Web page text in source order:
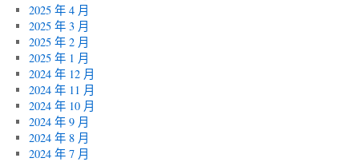
2025 年 4 月
2025 年 3 月
2025 年 2 月
2025 年 1 月
2024 年 12 月
2024 年 11 月
2024 年 10 月
2024 年 9 月
2024 年 8 月
2024 年 7 月